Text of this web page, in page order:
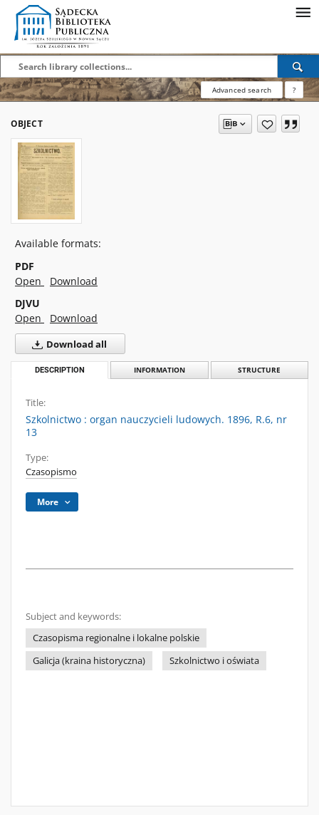
Advanced search ?
OBJECT
Available formats:
PDF
Open
Download
DJVU
Open
Download
Download all
DESCRIPTION INFORMATION STRUCTURE
Title:
Szkolnictwo : organ nauczycieli ludowych. 1896, R.6, nr
13
Type:
Czasopismo
More
Subject and keywords:
Czasopisma regionalne i lokalne polskie
Galicja (kraina historyczna)
Szkolnictwo i oświata